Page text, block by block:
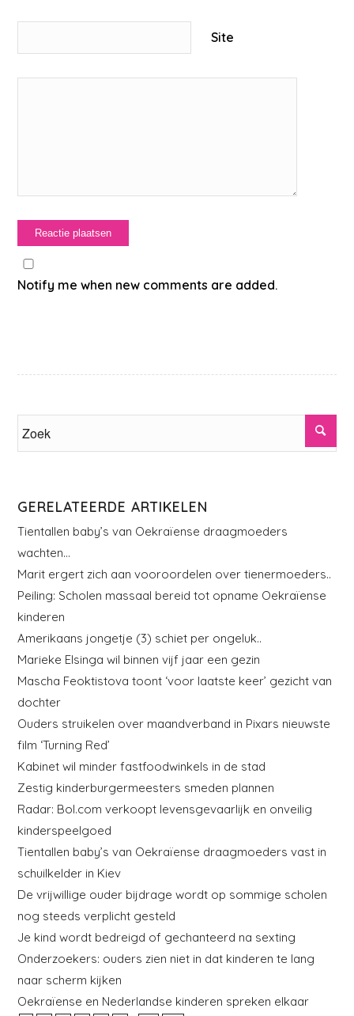
Site
Notify me when new comments are added.
GERELATEERDE ARTIKELEN
Tientallen baby’s van Oekraïense draagmoeders
wachten…
Marit ergert zich aan vooroordelen over tienermoeders..
Peiling: Scholen massaal bereid tot opname Oekraïense
kinderen
Amerikaans jongetje (3) schiet per ongeluk..
Marieke Elsinga wil binnen vijf jaar een gezin
Mascha Feoktistova toont ‘voor laatste keer’ gezicht van
dochter
Ouders struikelen over maandverband in Pixars nieuwste
film ‘Turning Red’
Kabinet wil minder fastfoodwinkels in de stad
Zestig kinderburgermeesters smeden plannen
Radar: Bol.com verkoopt levensgevaarlijk en onveilig
kinderspeelgoed
Tientallen baby’s van Oekraïense draagmoeders vast in
schuilkelder in Kiev
De vrijwillige ouder bijdrage wordt op sommige scholen
nog steeds verplicht gesteld
Je kind wordt bedreigd of gechanteerd na sexting
Onderzoekers: ouders zien niet in dat kinderen te lang
naar scherm kijken
Oekraïense en Nederlandse kinderen spreken elkaar